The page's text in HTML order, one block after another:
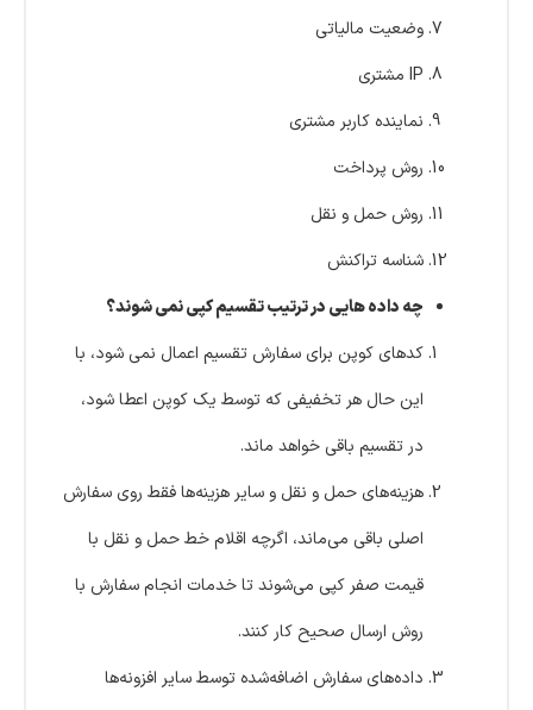
وضعیت مالیاتی
IP مشتری
نماینده کاربر مشتری
روش پرداخت
روش حمل و نقل
شناسه تراکنش
چه داده هایی در ترتیب تقسیم کپی نمی شوند؟
کدهای کوپن برای سفارش تقسیم اعمال نمی شود، با
این حال هر تخفیفی که توسط یک کوپن اعطا شود،
در تقسیم باقی خواهد ماند.
هزینه‌های حمل و نقل و سایر هزینه‌ها فقط روی سفارش
اصلی باقی می‌ماند، اگرچه اقلام خط حمل و نقل با
قیمت صفر کپی می‌شوند تا خدمات انجام سفارش با
روش ارسال صحیح کار کنند.
داده‌های سفارش اضافه‌شده توسط سایر افزونه‌ها